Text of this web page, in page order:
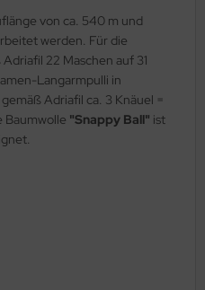
von ca. 540 m und
werden. Für die
22 Maschen auf 31
Langarmpulli in
Adriafil ca. 3 Knäuel =
Baumwolle "Snappy Ball" ist